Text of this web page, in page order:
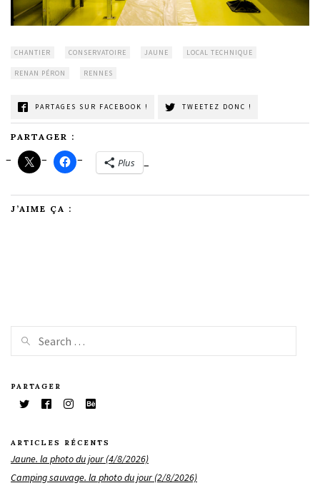
CHANTIER CONSERVATOIRE JAUNE LOCAL TECHNIQUE
RENAN PÉRON RENNES
PARTAGES SUR FACEBOOK ! TWEETEZ DONC !
PARTAGER :
Plus
J’AIME ÇA :
PARTAGER
ARTICLES RÉCENTS
Jaune. la photo du jour (4/8/2026)
Camping sauvage. la photo du jour (2/8/2026)